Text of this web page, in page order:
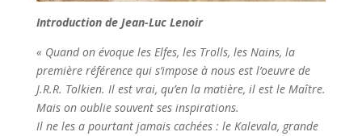
Introduction de Jean-Luc Lenoir
« Quand on évoque les Elfes, les Trolls, les Nains, la
première référence qui s’impose à nous est l’oeuvre de
J.R.R. Tolkien. Il est vrai, qu’en la matière, il est le Maître.
Mais on oublie souvent ses inspirations.
Il ne les a pourtant jamais cachées : le Kalevala, grande